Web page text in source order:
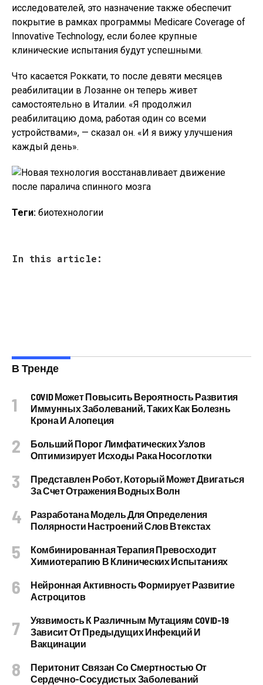
исследователей, это назначение также обеспечит
покрытие в рамках программы Medicare Coverage of
Innovative Technology, если более крупные
клинические испытания будут успешными.
Что касается Роккати, то после девяти месяцев
реабилитации в Лозанне он теперь живет
самостоятельно в Италии. «Я продолжил
реабилитацию дома, работая один со всеми
устройствами», — сказал он. «И я вижу улучшения
каждый день».
Теги: биотехнологии
In this article:
В Тренде
COVID Может Повысить Вероятность Развития
Иммунных Заболеваний, Таких Как Болезнь
Крона И Алопеция
Больший Порог Лимфатических Узлов
Оптимизирует Исходы Рака Носоглотки
Представлен Робот, Который Может Двигаться
За Счет Отражения Водных Волн
Разработана Модель Для Определения
Полярности Настроений Слов Втекстах
Комбинированная Терапия Превосходит
Химиотерапию В Клинических Испытаниях
Нейронная Активность Формирует Развитие
Астроцитов
Уязвимость К Различным Мутациям COVID-19
Зависит От Предыдущих Инфекций И
Вакцинации
Перитонит Связан Со Смертностью От
Сердечно-Сосудистых Заболеваний